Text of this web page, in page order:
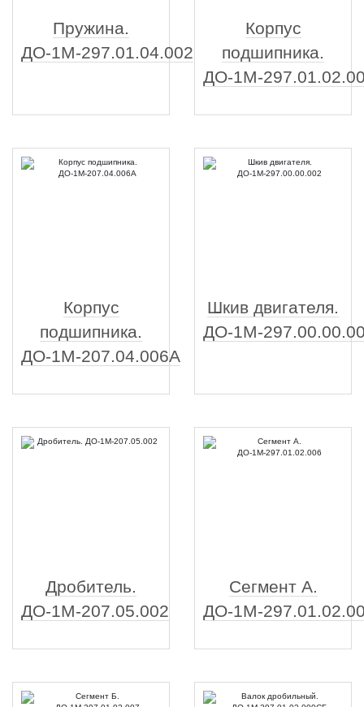
Пружина.
ДО-1М-297.01.04.002
Корпус
подшипника.
ДО-1М-
Корпус
подшипника.
ДО-1М-207.04.006А
Шкив двигателя.
ДО-1М-
Дробитель.
ДО-1М-207.05.002
Сегмент А.
ДО-1М-